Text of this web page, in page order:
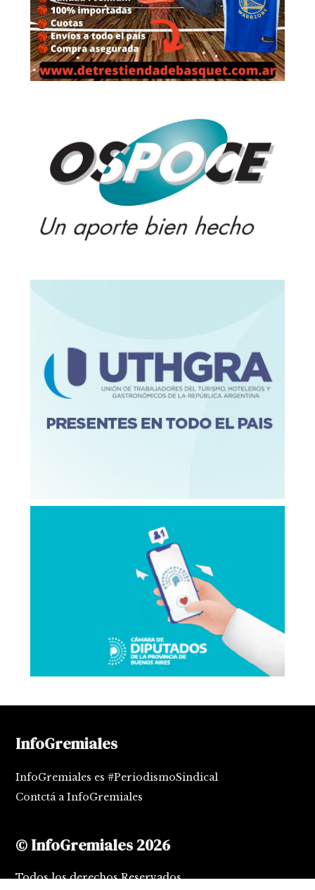
InfoGremiales
InfoGremiales es #PeriodismoSindical
Contctá a InfoGremiales
© InfoGremiales 2026
Todos los derechos Reservados